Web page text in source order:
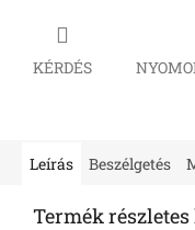
KÉRDÉS
Leírás Beszélgetés
Termék